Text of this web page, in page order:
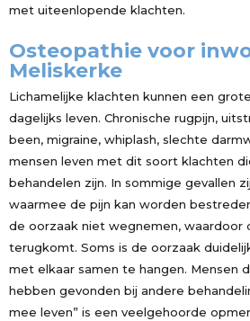
met uiteenlopende klachten.
Osteopathie voor
Meliskerke
Lichamelijke klachten kunnen een
dagelijks leven. Chronische rugpijn,
been, migraine, whiplash, slechte
mensen leven met dit soort klachten
behandelen zijn. In sommige gevallen
waarmee de pijn kan worden
de oorzaak niet wegnemen, waardoor
terugkomt. Soms is de oorzaak
met elkaar samen te hangen. Mensen
hebben gevonden bij andere
mee leven” is een veelgehoorde